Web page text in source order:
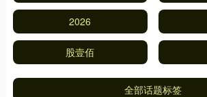
2026
股壹佰
全部话题标签